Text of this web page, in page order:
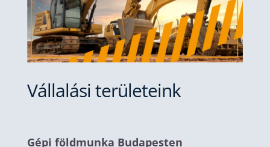
Vállalási területeink
Gépi földmunka Budapesten